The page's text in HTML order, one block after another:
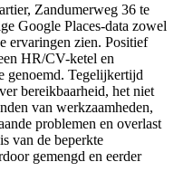
Zandumerweg 36 te
Google Places-data zowel
ervaringen zien. Positief
HR/CV-ketel en
genoemd. Tegelijkertijd
bereikbaarheid, het niet
van werkzaamheden,
problemen en overlast
van de beperkte
gemengd en eerder